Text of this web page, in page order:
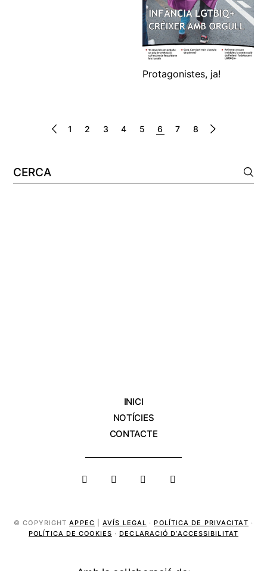
Protagonistes, ja!
1 2 3 4 5 6 7 8
Cerca:
INICI
NOTÍCIES
CONTACTE
© COPYRIGHTAPPEC |AVÍS LEGAL ·POLÍTICA DE PRIVACITAT ·
POLÍTICA DE COOKIES ·DECLARACIÓ D’ACCESSIBILITAT